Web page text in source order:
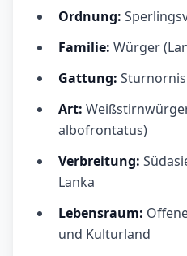
Ordnung:
Familie: Würger
Gattung: Sturnornis
Art:
albofrontatus)
Verbreitung:
Lanka
Lebensraum:
und Kulturland